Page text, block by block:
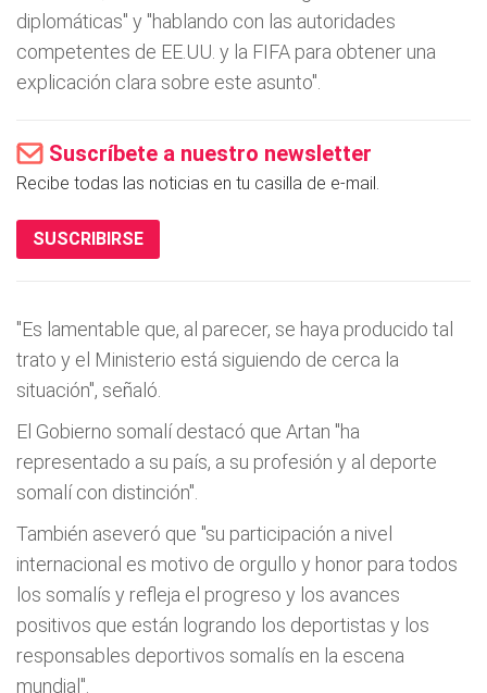
diplomáticas" y "hablando con las autoridades
competentes de EE.UU. y la FIFA para obtener una
explicación clara sobre este asunto".
Suscríbete a nuestro newsletter
Recibe todas las noticias en tu casilla de e-mail.
SUSCRIBIRSE
"Es lamentable que, al parecer, se haya producido tal
trato y el Ministerio está siguiendo de cerca la
situación", señaló.
El Gobierno somalí destacó que Artan "ha
representado a su país, a su profesión y al deporte
somalí con distinción".
También aseveró que "su participación a nivel
internacional es motivo de orgullo y honor para todos
los somalís y refleja el progreso y los avances
positivos que están logrando los deportistas y los
responsables deportivos somalís en la escena
mundial".